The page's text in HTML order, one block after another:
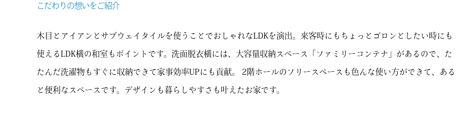
こだわりの想いをご紹介
木目とアイアンとサブウェイタイルを使うことでおしゃれなLDKを演出。来客時にもちょっとゴロンとしたい時にも
使えるLDK横の和室もポイントです。洗面脱衣横には、大容量収納スペース「ファミリーコンテナ」があるので、た
たんだ洗濯物もすぐに収納できて家事効率UPにも貢献。 2階ホールのフリースペースも色んな使い方ができて、ある
と便利なスペースです。デザインも暮らしやすさも叶えたお家です。